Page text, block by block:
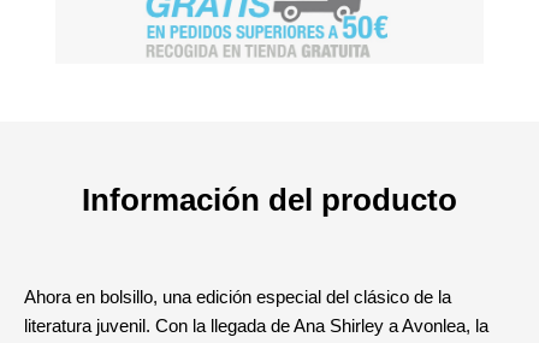
Información del producto
Ahora en bolsillo, una edición especial del clásico de la
literatura juvenil. Con la llegada de Ana Shirley a Avonlea, la